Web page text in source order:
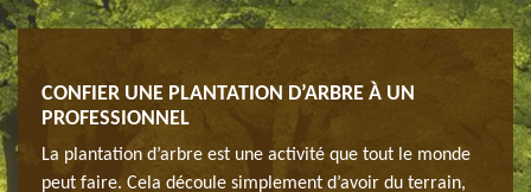
CONFIER UNE PLANTATION D’ARBRE À UN
PROFESSIONNEL
La plantation d’arbre est une activité que tout le monde
peut faire. Cela découle simplement d’avoir du terrain,